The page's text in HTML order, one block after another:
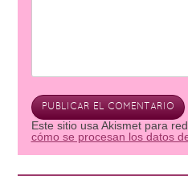
Este sitio usa Akismet para
cómo se procesan los datos